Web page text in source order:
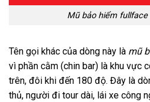
Mũ bảo hiểm
Tên gọi khác của dòng này là mũ
vì phần cằm (chin bar) là khu vực
trên, đôi khi đến 180 độ. Đây là
thủ, người đi tour dài, lái xe công